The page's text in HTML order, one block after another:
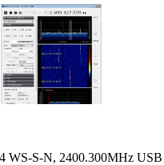
WS-S-N, 2400.300MHz USB